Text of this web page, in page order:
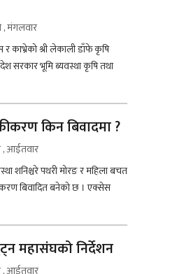
मंगलवार
र काभ्रेको श्री लेकाली डाँफे कृषि
सरकार भूमि ब्यवस्था कृषि तथा
किन बिवादमा ?
आईतवार
शनिश्चरे पथरी मोरङ र महिला बचत
बिवादित बनेको छ । एक्सेस
महासंघको निर्देशन